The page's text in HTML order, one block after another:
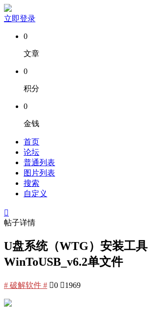
立即登录
0
文章
0
积分
0
金钱
首页
论坛
普通列表
图片列表
搜索
自定义

帖子详情
U盘系统（WTG）安装工具
WinToUSB_v6.2单文件
# 破解软件 # 0 1969